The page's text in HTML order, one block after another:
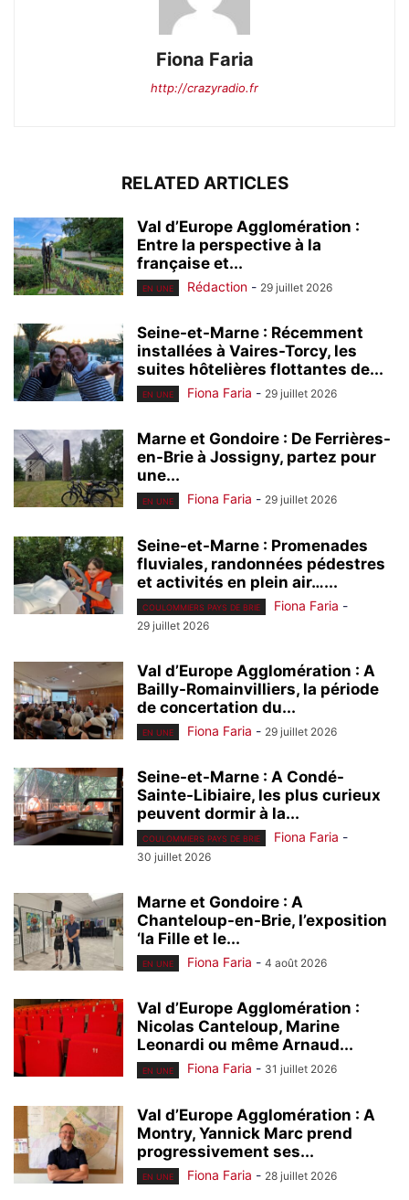
Fiona Faria
http://crazyradio.fr
RELATED ARTICLES
Val d’Europe Agglomération :
Entre la perspective à la
française et...
EN UNE Rédaction - 29 juillet 2026
Seine-et-Marne : Récemment
installées à Vaires-Torcy, les
suites hôtelières flottantes de...
EN UNE Fiona Faria - 29 juillet 2026
Marne et Gondoire : De Ferrières-
en-Brie à Jossigny, partez pour
une...
EN UNE Fiona Faria - 29 juillet 2026
Seine-et-Marne : Promenades
fluviales, randonnées pédestres
et activités en plein air…...
COULOMMIERS PAYS DE BRIE Fiona Faria -
29 juillet 2026
Val d’Europe Agglomération : A
Bailly-Romainvilliers, la période
de concertation du...
EN UNE Fiona Faria - 29 juillet 2026
Seine-et-Marne : A Condé-
Sainte-Libiaire, les plus curieux
peuvent dormir à la...
COULOMMIERS PAYS DE BRIE Fiona Faria -
30 juillet 2026
Marne et Gondoire : A
Chanteloup-en-Brie, l’exposition
‘la Fille et le...
EN UNE Fiona Faria - 4 août 2026
Val d’Europe Agglomération :
Nicolas Canteloup, Marine
Leonardi ou même Arnaud...
EN UNE Fiona Faria - 31 juillet 2026
Val d’Europe Agglomération : A
Montry, Yannick Marc prend
progressivement ses...
EN UNE Fiona Faria - 28 juillet 2026